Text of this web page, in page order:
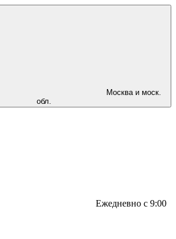
Москва и моск.
обл.
Ежедневно с 9:00